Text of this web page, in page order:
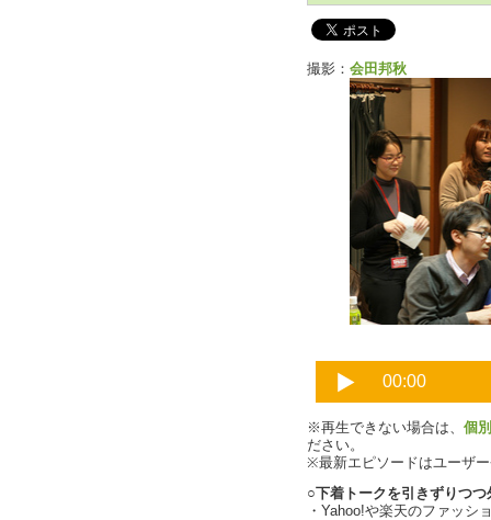
撮影： 会田邦秋
※再生できない場合は、 個
ださい。
※最新エピソードはユーザ
○下着トークを引きずりつつ
・Yahoo!や楽天のファッシ